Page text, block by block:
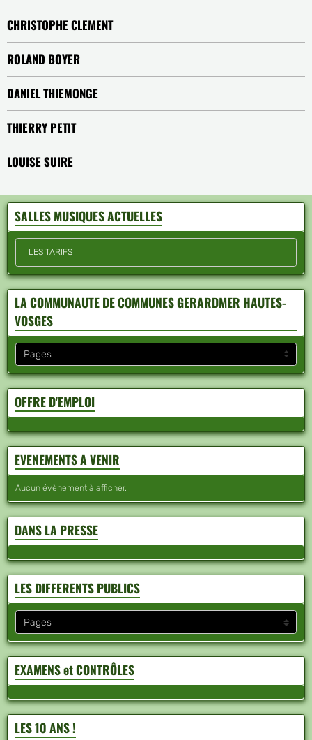
CHRISTOPHE CLEMENT
ROLAND BOYER
DANIEL THIEMONGE
THIERRY PETIT
LOUISE SUIRE
SALLES MUSIQUES ACTUELLES
LES TARIFS
LA COMMUNAUTE DE COMMUNES GERARDMER HAUTES-
VOSGES
OFFRE D'EMPLOI
EVENEMENTS A VENIR
Aucun évènement à afficher.
DANS LA PRESSE
LES DIFFERENTS PUBLICS
EXAMENS et CONTRÔLES
LES 10 ANS !